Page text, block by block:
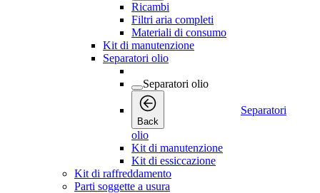
Ricambi
Filtri aria completi
Materiali di consumo
Kit di manutenzione
Separatori olio
Separatori olio
Back
Separatori
olio
Kit di manutenzione
Kit di essiccazione
Kit di raffreddamento
Parti soggette a usura